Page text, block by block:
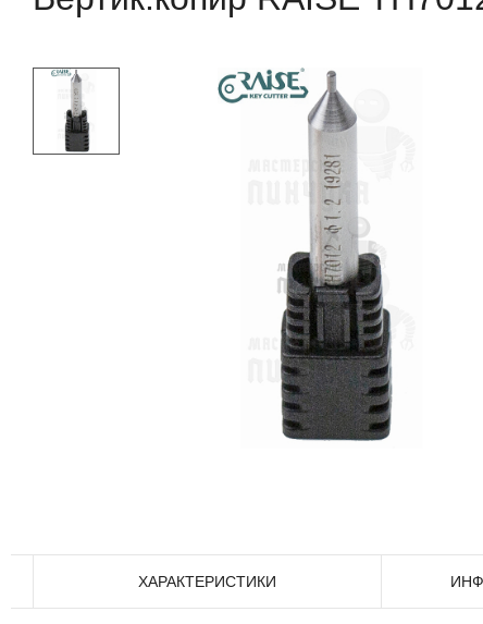
ХАРАКТЕРИСТИКИ